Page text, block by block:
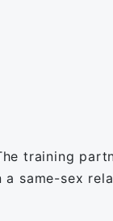
training
same-sex